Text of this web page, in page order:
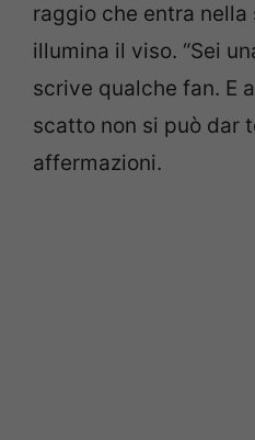
raggio che entra nella
illumina il viso. “Sei
scrive qualche fan. E
scatto non si può dar
affermazioni.